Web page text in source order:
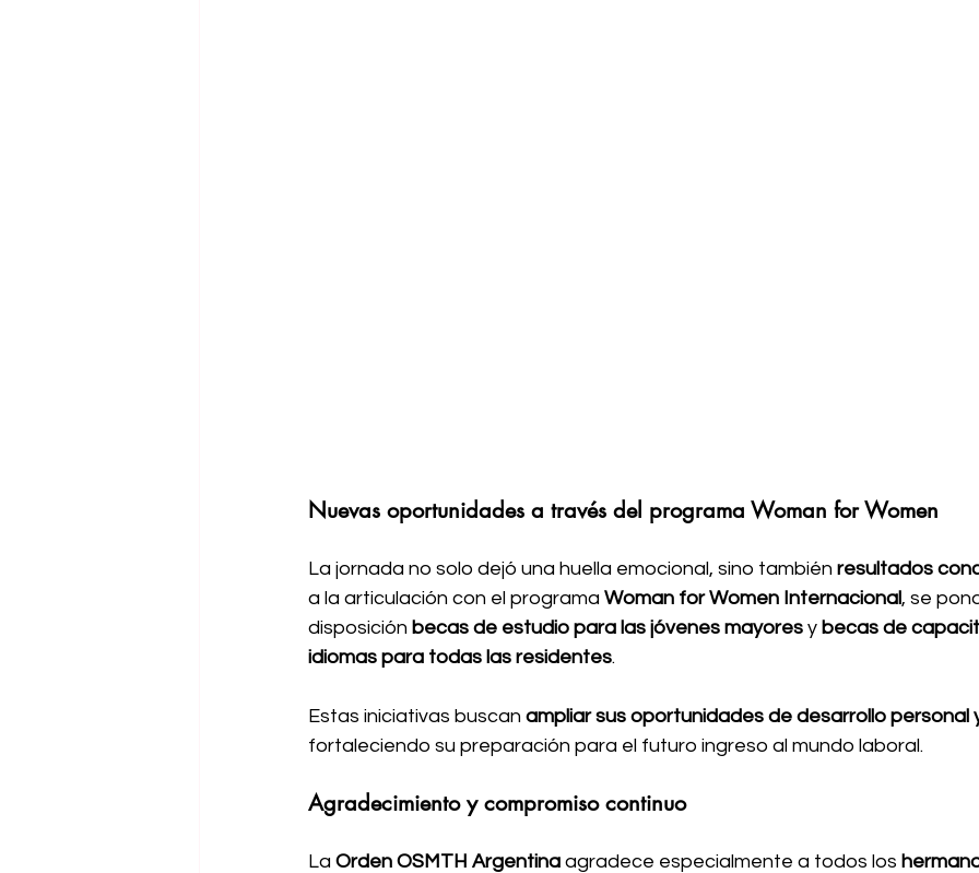
Nuevas oportunidades a través del programa Woman for Women
La jornada no solo dejó una huella emocional, sino también resultados
a la articulación con el programa Woman for Women Internacional, se
disposición becas de estudio para las jóvenes mayores y becas de
idiomas para todas las residentes.
Estas iniciativas buscan ampliar sus oportunidades de desarrollo personal
fortaleciendo su preparación para el futuro ingreso al mundo laboral.
Agradecimiento y compromiso continuo
La Orden OSMTH Argentina agradece especialmente a todos los